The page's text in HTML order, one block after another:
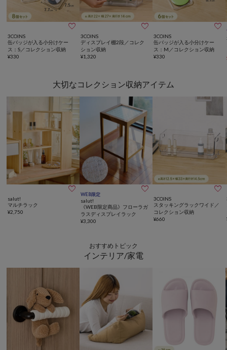

3COINS
缶バッジが入る小分けケー
ス：S／コレクション収納
¥330

3COINS
ディスプレイ棚2段／コレク
ション収納
¥1,320

3COINS
缶バッジが入る小分けケー
ス：M／コレクション収納
¥330
大切なコレクション収納アイテム

salut!
マルチラック
¥2,750
WEB限定 
salut!
《WEB限定商品》フローラガ
ラスディスプレイラック
¥3,300

3COINS
スタッキングラックワイド／
コレクション収納
¥660
おすすめトピック
インテリア/家電